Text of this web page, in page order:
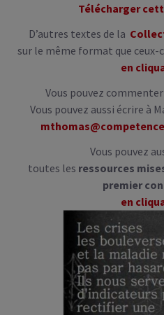
Télécharger
D’autres textes de la
sur le même format que
en
Vous pouvez
Vous pouvez aussi écrire à
Vous pouvez
toutes les ressources
premier
en